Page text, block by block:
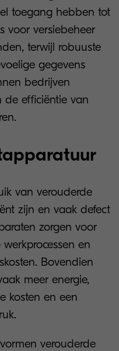
toegang hebben tot
voor versiebeheer
terwijl robuuste
gegevens
bedrijven
de efficiëntie van
van verouderde
zijn en vaak defect
zorgen voor
en
Bovendien
meer energie,
kosten en een
verouderde